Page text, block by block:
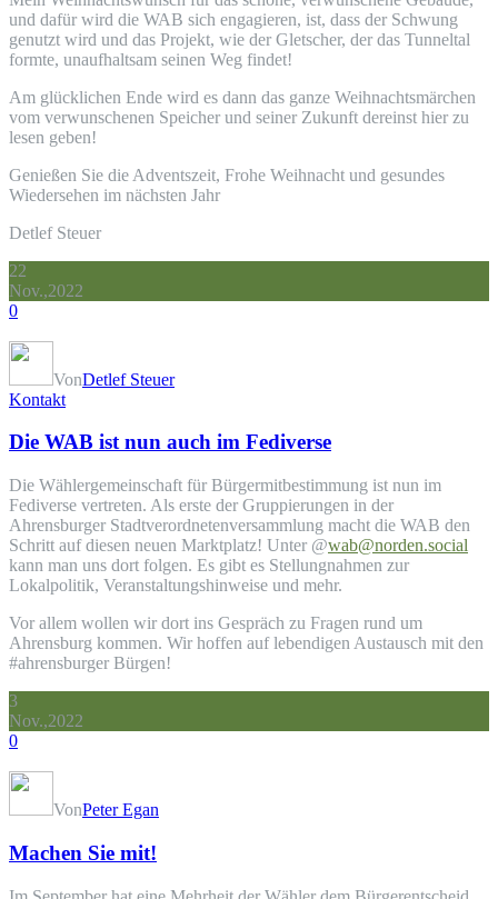
und dafür wird die WAB sich engagieren, ist, dass der Schwung
genutzt wird und das Projekt, wie der Gletscher, der das Tunneltal
formte, unaufhaltsam seinen Weg findet!
Am glücklichen Ende wird es dann das ganze Weihnachtsmärchen
vom verwunschenen Speicher und seiner Zukunft dereinst hier zu
lesen geben!
Genießen Sie die Adventszeit, Frohe Weihnacht und gesundes
Wiedersehen im nächsten Jahr
Detlef Steuer
22
Nov.,2022
0
VonDetlef Steuer
Kontakt
Die WAB ist nun auch im Fediverse
Die Wählergemeinschaft für Bürgermitbestimmung ist nun im
Fediverse vertreten. Als erste der Gruppierungen in der
Ahrensburger Stadtverordnetenversammlung macht die WAB den
Schritt auf diesen neuen Marktplatz! Unter @wab@norden.social
kann man uns dort folgen. Es gibt es Stellungnahmen zur
Lokalpolitik, Veranstaltungshinweise und mehr.
Vor allem wollen wir dort ins Gespräch zu Fragen rund um
Ahrensburg kommen. Wir hoffen auf lebendigen Austausch mit den
#ahrensburger Bürgen!
3
Nov.,2022
0
VonPeter Egan
Machen Sie mit!